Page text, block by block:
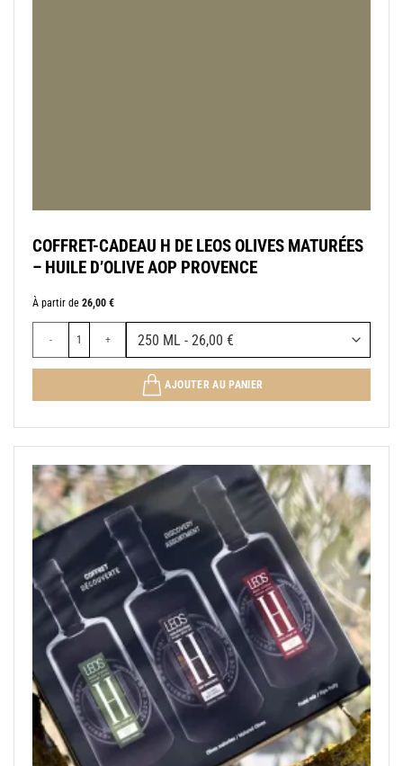
COFFRET-CADEAU H DE LEOS OLIVES MATURÉES
– HUILE D’OLIVE AOP PROVENCE
À partir de 26,00 €
quantité de COFFRET-CADEAU H DE LEOS OLIVES MATURÉES - HUILE
AJOUTER AU PANIER